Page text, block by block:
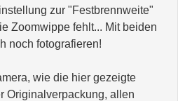
zur "Festbrennweite"
Zoomwippe fehlt... Mit beiden
noch fotografieren!
wie die hier gezeigte
Originalverpackung, allen